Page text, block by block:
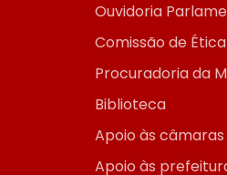
Ouvidoria
Comissão de
Procuradoria da
Biblioteca
Apoio às câmaras
Apoio às